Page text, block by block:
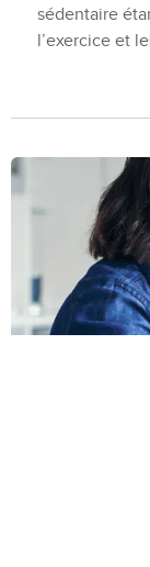
sédentaire
l’exercice et